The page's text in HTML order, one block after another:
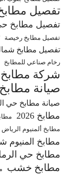
تفصيل
تفصيل مطابخ
تفصيل مطابخ رخيصة
تفصيل مطابخ
رخام صناعي للمطابخ
شركة مطابخ
صيانة
صيانة مطابخ حي
مطابخ 2026
مطابخ ألمنيوم الرياض
مطابخ المنيوم
مطابخ حي
مطابخ خشب